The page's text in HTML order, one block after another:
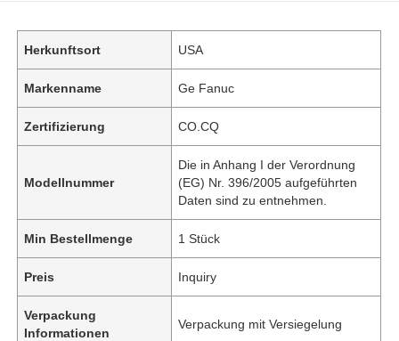
Herkunftsort USA
Markenname Ge Fanuc
Zertifizierung CO.CQ
Modellnummer
Die in Anhang I der Verordnung
(EG) Nr. 396/2005 aufgeführten
Daten sind zu entnehmen.
Min Bestellmenge 1 Stück
Preis Inquiry
Verpackung
Informationen
Verpackung mit Versiegelung